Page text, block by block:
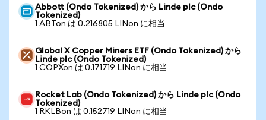
Abbott (Ondo Tokenized) から Linde plc (Ondo
Tokenized)
1 ABTon は 0.216805 LINon に相当
Global X Copper Miners ETF (Ondo Tokenized) から
Linde plc (Ondo Tokenized)
1 COPXon は 0.171719 LINon に相当
Rocket Lab (Ondo Tokenized) から Linde plc (Ondo
Tokenized)
1 RKLBon は 0.152719 LINon に相当